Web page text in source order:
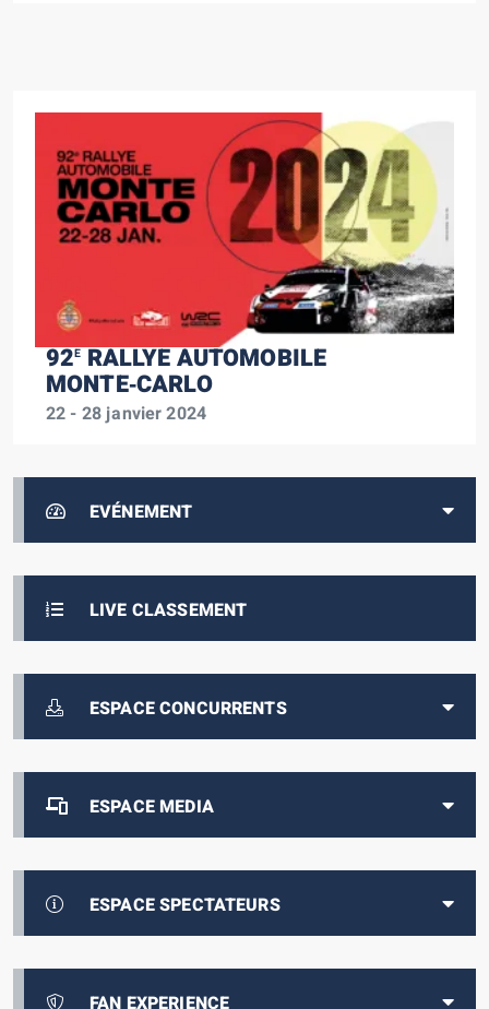
92ERALLYE AUTOMOBILE
MONTE‑CARLO
22 - 28 janvier 2024
EVÉNEMENT
LIVE CLASSEMENT
ESPACE CONCURRENTS
ESPACE MEDIA
ESPACE SPECTATEURS
FAN EXPERIENCE